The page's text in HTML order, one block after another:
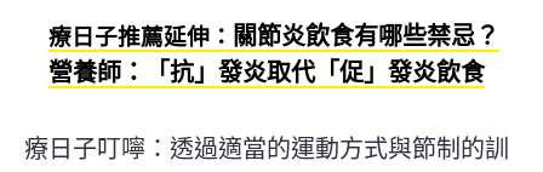
療日子推薦延伸： 關節炎飲食有哪些禁忌？
營養師：「抗」發炎取代「促」發炎飲食
療日子叮嚀：透過適當的運動方式與節制的訓